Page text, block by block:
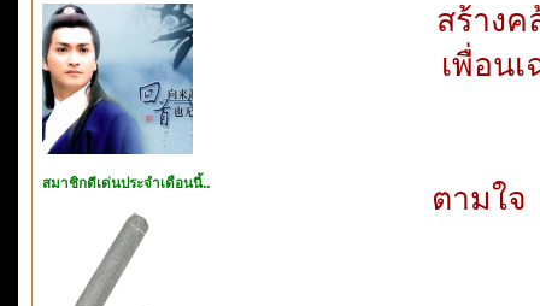
สมาชิกดีเด่นประจำเดือนนี้..
สร้างค
เพื่อน
ตามใ